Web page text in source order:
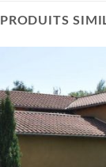
PRODUITS